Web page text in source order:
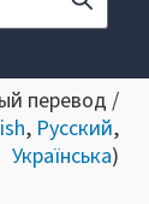
перевод /
, Русский,
Українська)